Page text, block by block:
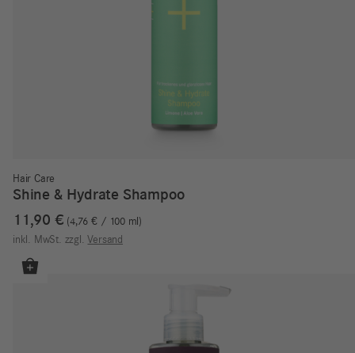
Hair Care
Shine & Hydrate Shampoo
11,90 € 4,76€ / 100 ml
inkl. MwSt. zzgl. Versand